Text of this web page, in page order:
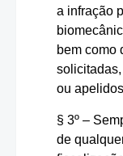
a infração
bem como
ou
§ 3º –
de